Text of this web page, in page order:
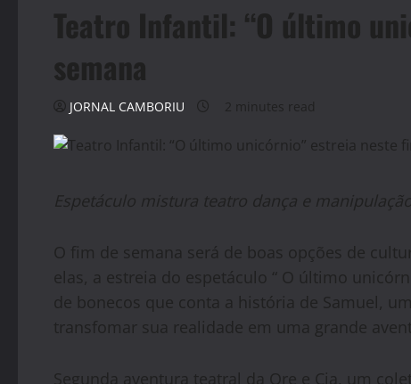
Teatro Infantil: “O último
semana
JORNAL CAMBORIU 2 minutes read
Espetáculo mistura teatro dança e
O fim de semana será de boas opções de
elas, a estreia do espetáculo “ O último
de bonecos que conta a história de Samuel,
transfomar sua realidade em uma grande
Segunda aventura teatral da Ore e Cia, um